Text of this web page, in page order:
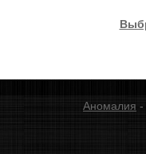
Аномалия -